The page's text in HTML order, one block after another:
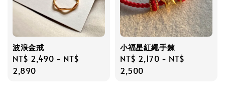
波浪金戒
Regular
price
NT$ 2,490 - NT$
2,890
小福星紅繩手鍊
Regular
price
NT$ 2,170 - NT$
2,500